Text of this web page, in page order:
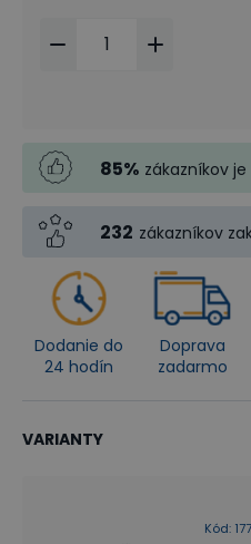
85% zákazníkov
232 zákazníkov
Dodanie do
24 hodín
Doprava
zadarmo
VARIANTY
Kód: